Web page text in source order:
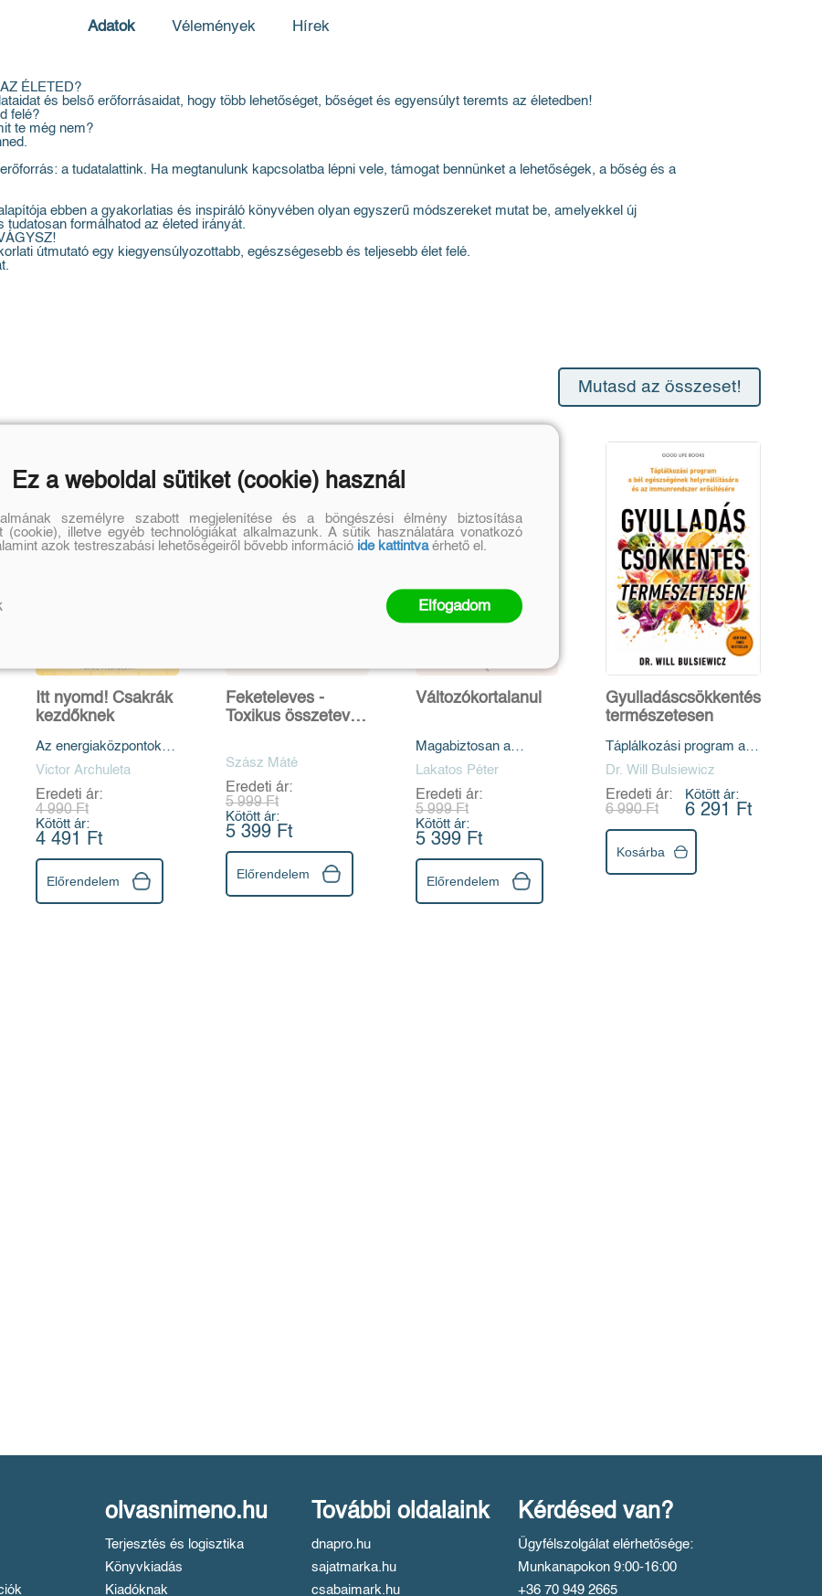
Adatok Vélemények Hírek
ÉLETED?
és belső erőforrásaidat, hogy több lehetőséget, bőséget és egyensúlyt teremts az életedben!
felé?
te még nem?
a tudatalattink. Ha megtanulunk kapcsolatba lépni vele, támogat bennünket a lehetőségek, a bőség és a
ebben a gyakorlatias és inspiráló könyvében olyan egyszerű módszereket mutat be, amelyekkel új
formálhatod az életed irányát.
útmutató egy kiegyensúlyozottabb, egészségesebb és teljesebb élet felé.
Mutasd az összeset!
Itt nyomd! Csakrák
kezdőknek
Az energiaközpontok
egyensúlyban
Victor Archuleta
Eredeti ár:
4 990 Ft
Kötött ár:
4 491 Ft
Előrendelem
Feketeleves -
Toxikus összetevők
Szász Máté
Eredeti ár:
5 999 Ft
Kötött ár:
5 399 Ft
Előrendelem
Változókortalanul
Magabiztosan a
menopauza és
kihívásaival szemben
Lakatos Péter
Eredeti ár:
5 999 Ft
Kötött ár:
5 399 Ft
Előrendelem
Gyulladáscsökkentés
természetesen
Táplálkozási program a
bél egészségének
immunrendszer
erősítésére
Dr. Will Bulsiewicz
Eredeti ár:
6 990 Ft
Kötött ár:
6 291 Ft
Kosárba
olvasnimeno.hu
Terjesztés és logisztika
Könyvkiadás
Kiadóknak
További oldalaink
dnapro.hu
sajatmarka.hu
csabaimark.hu
Kérdésed van?
Ügyfélszolgálat elérhetősége:
Munkanapokon 9:00-16:00
+36 70 949 2665
Ez a weboldal sütiket (cookie) használ
személyre szabott megjelenítése és a böngészési élmény biztosítása
(cookie), illetve egyéb technológiákat alkalmazunk. A sütik használatára vonatkozó
azok testreszabási lehetőségeiről bővebb információ ide kattintvaérhető el.
Elfogadom